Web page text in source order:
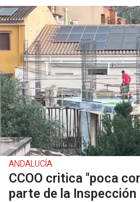
ANDALUCÍA
CCOO critica "poca
parte de la